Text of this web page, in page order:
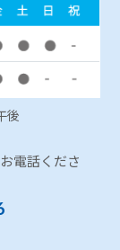
後
電話くださ